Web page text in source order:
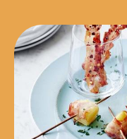
have konsekvenser for vores
sociale fællesskaber